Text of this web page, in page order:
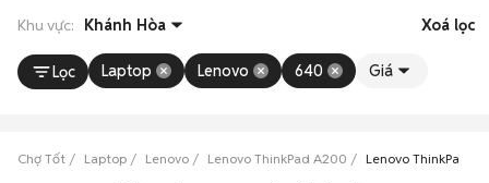
Khu vực: Khánh Hòa Xoá lọc
Lọc Laptop Lenovo 640 Giá
Chợ Tốt Laptop Lenovo Lenovo ThinkPad A200 Lenovo ThinkPad